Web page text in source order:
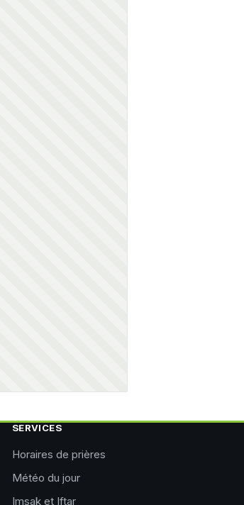
SERVICES
Horaires de prières
Météo du jour
Imsak et Iftar